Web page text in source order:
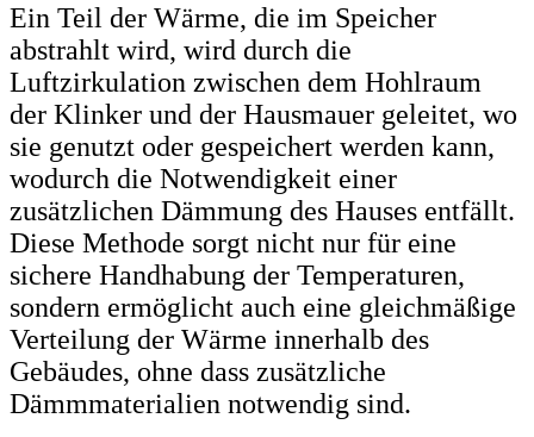
Ein Teil der Wärme, die im Speicher
abstrahlt wird, wird durch die
Luftzirkulation zwischen dem Hohlraum
der Klinker und der Hausmauer geleitet, wo
sie genutzt oder gespeichert werden kann,
wodurch die Notwendigkeit einer
zusätzlichen Dämmung des Hauses entfällt.
Diese Methode sorgt nicht nur für eine
sichere Handhabung der Temperaturen,
sondern ermöglicht auch eine gleichmäßige
Verteilung der Wärme innerhalb des
Gebäudes, ohne dass zusätzliche
Dämmmaterialien notwendig sind.